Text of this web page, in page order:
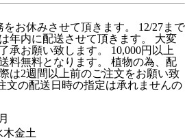
をお休みさせて頂きます。 12/27まで
年内に配送させて頂きます。 大変
承お願い致します。 10,000円以上
料無料となります。 植物の為、配
は2週間以上前のご注文をお願い致
文の配送日時の指定は承れませんの
木金土